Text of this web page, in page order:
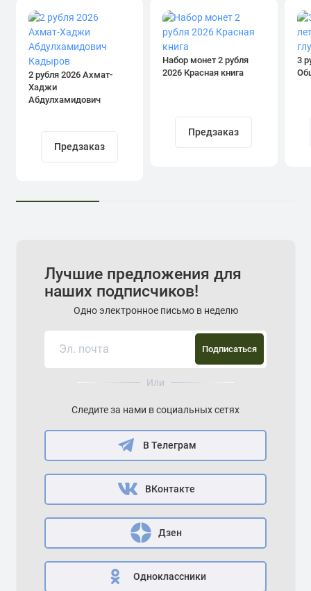
2 рубля 2026 Ахмат-
Хаджи
Абдулхамидович
Предзаказ
Набор монет 2 рубля
2026 Красная книга
Предзаказ
3
Лучшие предложения для
наших подписчиков!
Одно электронное письмо в неделю
Подписаться
Или
Следите за нами в социальных сетях
В Телеграм
ВКонтакте
Дзен
Одноклассники